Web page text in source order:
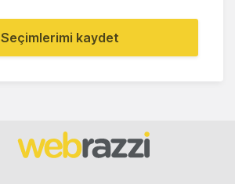
Seçimlerimi kaydet